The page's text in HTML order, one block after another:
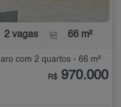
2 vagas 66 m²
com 2 quartos - 66 m²
R$ 970.000